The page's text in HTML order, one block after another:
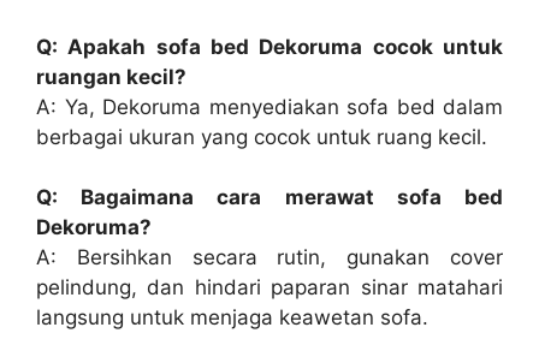
Q: Apakah sofa bed Dekoruma cocok untuk
ruangan kecil?
A: Ya, Dekoruma menyediakan sofa bed dalam
berbagai ukuran yang cocok untuk ruang kecil.
Q: Bagaimana cara merawat sofa bed
Dekoruma?
A: Bersihkan secara rutin, gunakan cover
pelindung, dan hindari paparan sinar matahari
langsung untuk menjaga keawetan sofa.